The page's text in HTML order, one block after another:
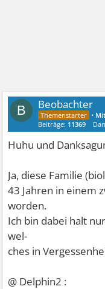
B Beobachter
•
Beiträge: 11369
Huhu und
Ja, diese Familie
43 Jahren in einem
worden.
Ich bin dabei halt
wel-
ches in
@ Delphin2 :